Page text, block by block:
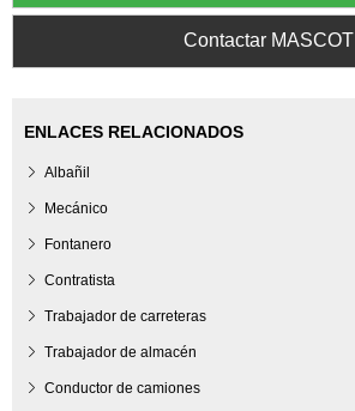
Contactar MASCOT
ENLACES RELACIONADOS
Albañil
Mecánico
Fontanero
Contratista
Trabajador de carreteras
Trabajador de almacén
Conductor de camiones